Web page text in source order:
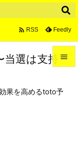
当選は支持
果を高めるtoto予

メニュ
 RSS Feedly